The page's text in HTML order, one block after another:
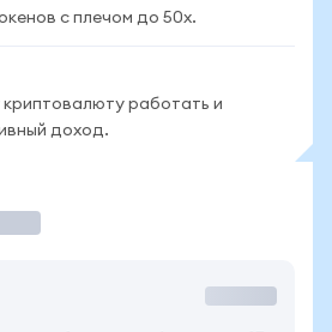
с плечом до 50x.
работать и
доход.